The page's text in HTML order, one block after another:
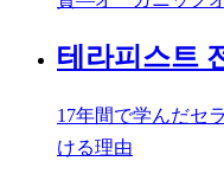
테라피스트
17年間で学んだセ
ける理由